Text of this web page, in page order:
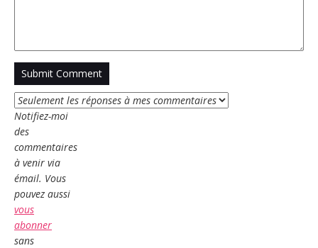
Notifiez-moi
des
commentaires
à venir via
émail. Vous
pouvez aussi
vous
abonner
sans